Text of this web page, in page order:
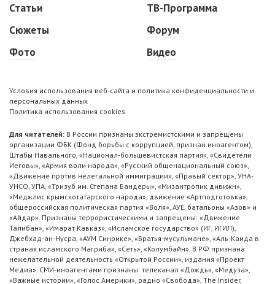
Статьи
Сюжеты
Фото
ТВ-Программа
Форум
Видео
Условия использования веб-сайта и политика конфиденциальности и
персональных данных
Политика использования cookies
Для читателей: В России признаны экстремистскими и запрещены
организации ФБК (Фонд борьбы с коррупцией, признан иноагентом),
Штабы Навального, «Национал-большевистская партия», «Свидетели
Иеговы», «Армия воли народа», «Русский общенациональный союз»,
«Движение против нелегальной иммиграции», «Правый сектор», УНА-
УНСО, УПА, «Тризуб им. Степана Бандеры», «Мизантропик дивижн»,
«Меджлис крымскотатарского народа», движение «Артподготовка»,
общероссийская политическая партия «Воля», АУЕ, батальоны «Азов» и
«Айдар». Признаны террористическими и запрещены: «Движение
Талибан», «Имарат Кавказ», «Исламское государство» (ИГ, ИГИЛ),
Джебхад-ан-Нусра, «АУМ Синрике», «Братья-мусульмане», «Аль-Каида в
странах исламского Магриба», «Сеть», «Колумбайн». В РФ признана
нежелательной деятельность «Открытой России», издания «Проект
Медиа». СМИ-иноагентами признаны: телеканал «Дождь», «Медуза»,
«Важные истории», «Голос Америки», радио «Свобода», The Insider,